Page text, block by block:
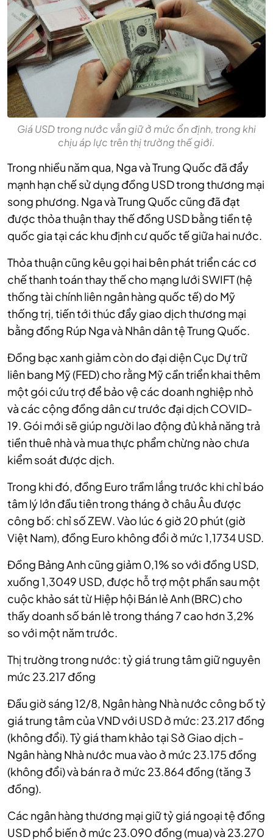
Giá USD trong nước vẫn giữ ở mức ổn định, trong khi
chịu áp lực trên thị trường thế giới.
Trong nhiều năm qua, Nga và Trung Quốc đã đẩy
mạnh hạn chế sử dụng đồng USD trong thương mại
song phương. Nga và Trung Quốc cũng đã đạt
được thỏa thuận thay thế đồng USD bằng tiền tệ
quốc gia tại các khu định cư quốc tế giữa hai nước.
Thỏa thuận cũng kêu gọi hai bên phát triển các cơ
chế thanh toán thay thế cho mạng lưới SWIFT (hệ
thống tài chính liên ngân hàng quốc tế) do Mỹ
thống trị, tiến tới thúc đẩy giao dịch thương mại
bằng đồng Rúp Nga và Nhân dân tệ Trung Quốc.
Đồng bạc xanh giảm còn do đại diện Cục Dự trữ
liên bang Mỹ (FED) cho rằng Mỹ cần triển khai thêm
một gói cứu trợ để bảo vệ các doanh nghiệp nhỏ
và các cộng đồng dân cư trước đại dịch COVID-
19. Gói mới sẽ giúp người lao động đủ khả năng trả
tiền thuê nhà và mua thực phẩm chừng nào chưa
kiểm soát được dịch.
Trong khi đó, đồng Euro trầm lắng trước khi chỉ báo
tâm lý lớn đầu tiên trong tháng ở châu Âu được
công bố: chỉ số ZEW. Vào lúc 6 giờ 20 phút (giờ
Việt Nam), đồng Euro không đổi ở mức 1,1734 USD.
Đồng Bảng Anh cũng giảm 0,1% so với đồng USD,
xuống 1,3049 USD, được hỗ trợ một phần sau một
cuộc khảo sát từ Hiệp hội Bán lẻ Anh (BRC) cho
thấy doanh số bán lẻ trong tháng 7 cao hơn 3,2%
so với một năm trước.
Thị trường trong nước: tỷ giá trung tâm giữ nguyên
mức 23.217 đồng
Đầu giờ sáng 12/8, Ngân hàng Nhà nước công bố tỷ
giá trung tâm của VND với USD ở mức: 23.217 đồng
(không đổi). Tỷ giá tham khảo tại Sở Giao dịch -
Ngân hàng Nhà nước mua vào ở mức 23.175 đồng
(không đổi) và bán ra ở mức 23.864 đồng (tăng 3
đồng).
Các ngân hàng thương mại giữ tỷ giá ngoại tệ đồng
USD phổ biến ở mức 23.090 đồng (mua) và 23.270